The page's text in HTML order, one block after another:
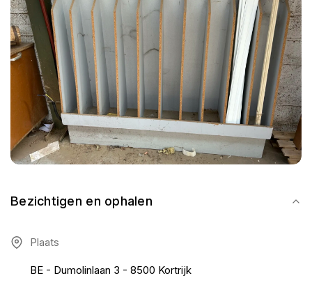
Bezichtigen en ophalen
Plaats
BE - Dumolinlaan 3 - 8500 Kortrijk